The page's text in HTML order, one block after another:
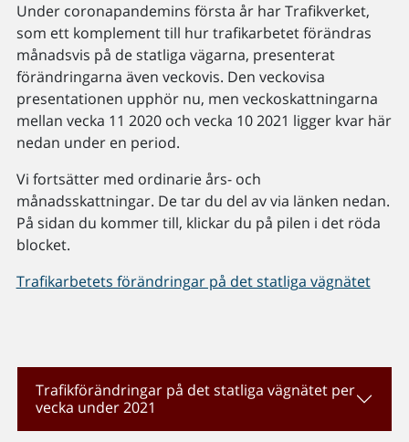
Under coronapandemins första år har Trafikverket,
som ett komplement till hur trafikarbetet förändras
månadsvis på de statliga vägarna, presenterat
förändringarna även veckovis. Den veckovisa
presentationen upphör nu, men veckoskattningarna
mellan vecka 11 2020 och vecka 10 2021 ligger kvar här
nedan under en period.
Vi fortsätter med ordinarie års- och
månadsskattningar. De tar du del av via länken nedan.
På sidan du kommer till, klickar du på pilen i det röda
blocket.
Trafikarbetets förändringar på det statliga vägnätet
Trafikförändringar på det statliga vägnätet per
vecka under 2021